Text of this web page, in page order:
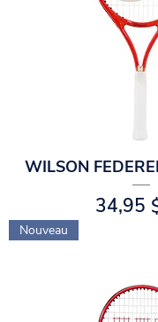
WILSON
Prix
34,95
Nouveau